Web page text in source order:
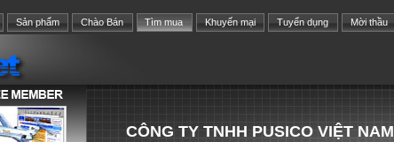
Sản phẩm Chào Bán Tìm mua Khuyến mại Tuyển dụng Mời thầu
CÔNG TY TNHH PUSICO VIỆT NAM